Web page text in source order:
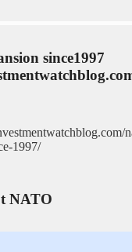
since1997
1997/
NATO